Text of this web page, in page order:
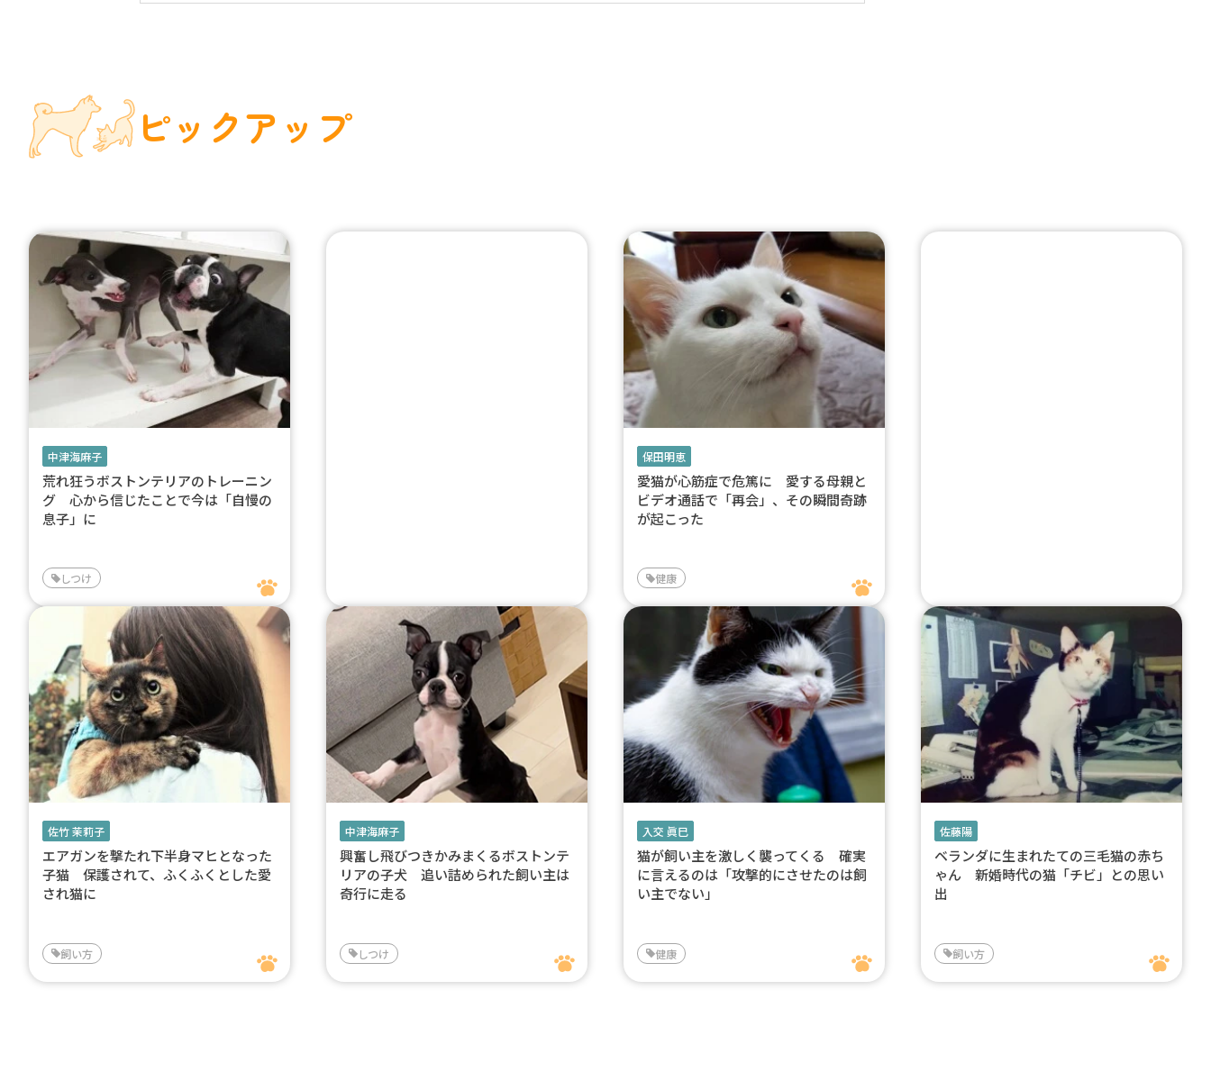
ピックアップ
中津海麻子
荒れ狂うボストンテリアのトレーニン
グ 心から信じたことで今は「自慢の
息子」に
しつけ
保田明恵
愛猫が心筋症で危篤に 愛する母親と
ビデオ通話で「再会」、その瞬間奇跡
が起こった
健康
佐竹 茉莉子
エアガンを撃たれ下半身マヒとなった
子猫 保護されて、ふくふくとした愛
され猫に
飼い方
中津海麻子
興奮し飛びつきかみまくるボストンテ
リアの子犬 追い詰められた飼い主は
奇行に走る
しつけ
入交 眞巳
猫が飼い主を激しく襲ってくる 確実
に言えるのは「攻撃的にさせたのは飼
い主でない」
健康
佐藤陽
ベランダに生まれたての三毛猫の赤ち
ゃん 新婚時代の猫「チビ」との思い
出
飼い方